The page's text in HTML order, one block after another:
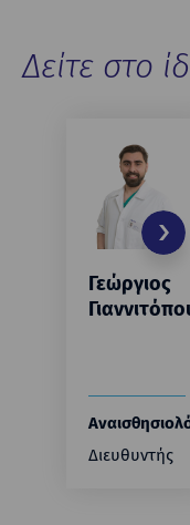
Δείτε στο
Γεώργιος
Διευθυντής